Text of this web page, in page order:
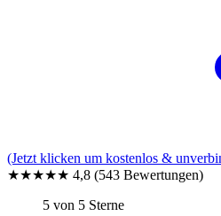
(Jetzt klicken um kostenlos &
★★★★★ 4,8 (543 Bewertungen)
5 von 5 Sterne